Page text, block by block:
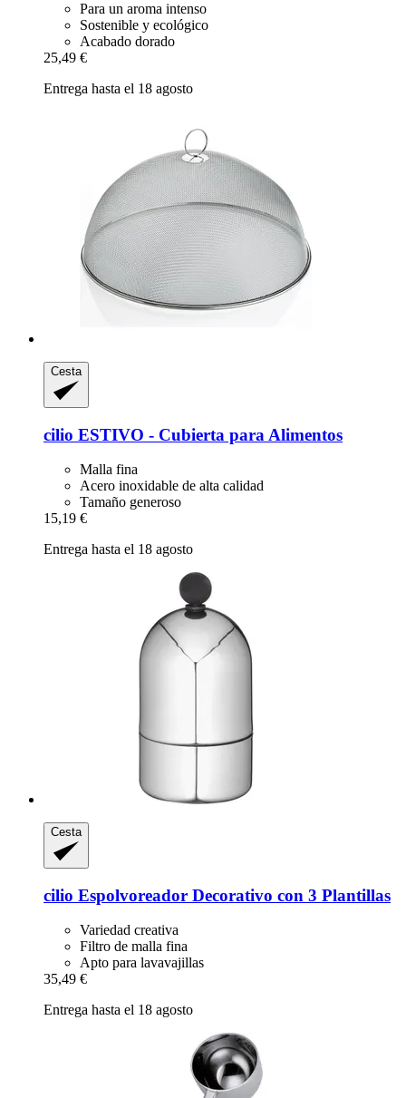
Para un aroma intenso
Sostenible y ecológico
Acabado dorado
25,49 €
Entrega hasta el 18 agosto
Cesta
cilio ESTIVO -​ Cubierta para Alimentos
Malla fina
Acero inoxidable de alta calidad
Tamaño generoso
15,19 €
Entrega hasta el 18 agosto
Cesta
cilio Espolvoreador Decorativo con 3 Plantillas
Variedad creativa
Filtro de malla fina
Apto para lavavajillas
35,49 €
Entrega hasta el 18 agosto